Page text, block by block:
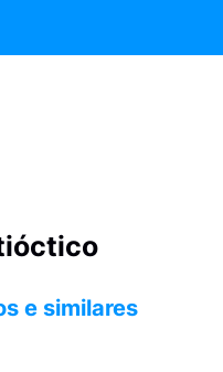
e similares